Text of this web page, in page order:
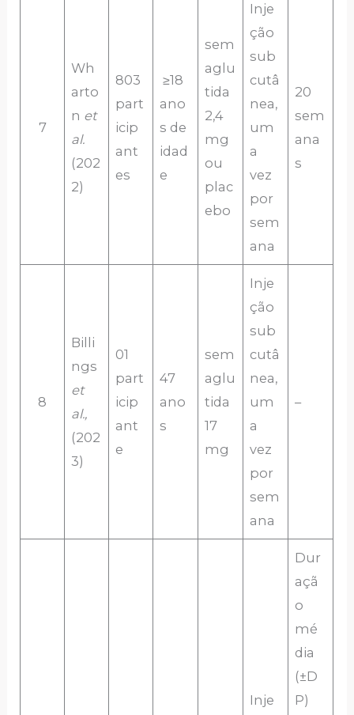
7
Wh
arto
n et
al.
(202
2)
803
part
icip
ant
es
≥18
ano
s de
idad
e
sem
aglu
tida
2,4
mg
ou
plac
ebo
Inje
ção
sub
cutâ
nea,
um
a
vez
por
sem
ana
20
sem
ana
s
8
Billi
ngs
et
al.,
(202
3)
01
part
icip
ant
e
47
ano
s
sem
aglu
tida
17
mg
Inje
ção
sub
cutâ
nea,
um
a
vez
por
sem
ana
–
Inje
Dur
açã
o
mé
dia
(±D
P)